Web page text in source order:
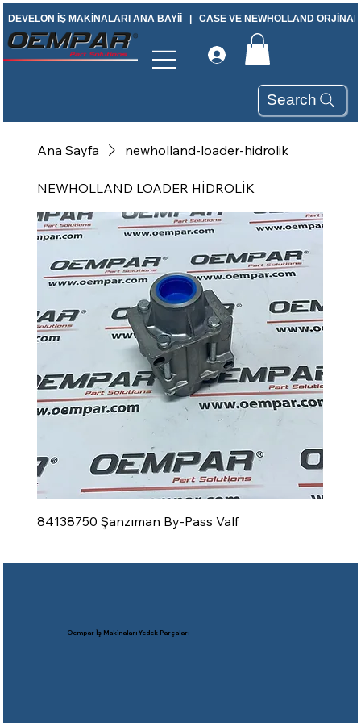
DEVELON İŞ MAKİNALARI ANA BAYİİ   |   CASE VE NEWHOLLAND
Search
Ana Sayfa newholland-loader-hidrolik
NEWHOLLAND LOADER HİDROLİK
84138750 Şanzıman By-Pass Valf
Oempar İş Makinaları Yedek Parçaları